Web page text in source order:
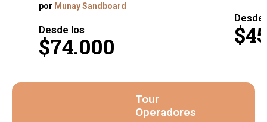
por Munay Sandboard
Desde los
$74.000
Desde
Tour
Operadores